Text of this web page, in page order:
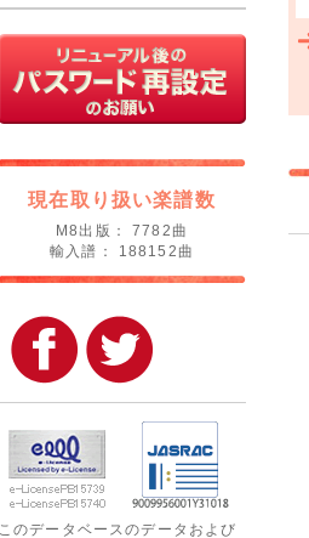
現在取り扱い楽譜数
M8出版： 7782曲
輸入譜： 188152曲
このデータベースのデータおよび